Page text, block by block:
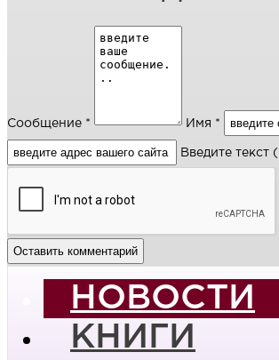
Сообщение * Имя *
Введите
НОВОСТИ
КНИГИ